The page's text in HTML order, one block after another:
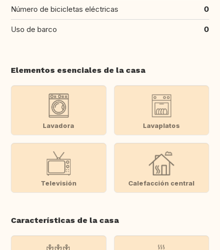
Número de bicicletas eléctricas 0
Uso de barco 0
Elementos esenciales de la casa
Lavadora Lavaplatos
Televisión Calefacción central
Características de la casa